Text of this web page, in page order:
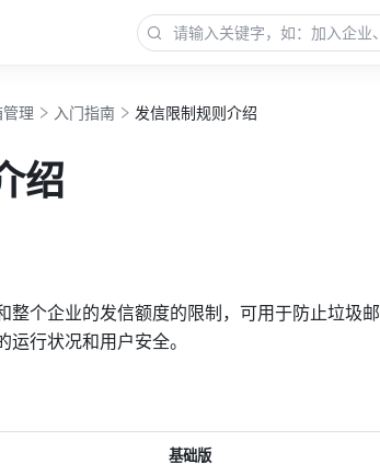
理 入门指南 发信限制规则介绍
绍
个企业的发信额度的限制，可用于防止垃圾邮
运行状况和用户安全。
基础版